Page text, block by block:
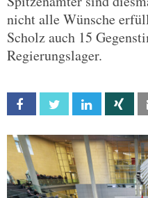
nicht alle Wünsche
Scholz auch 15
Regierungslager.
Facebook Twitter Linkedin